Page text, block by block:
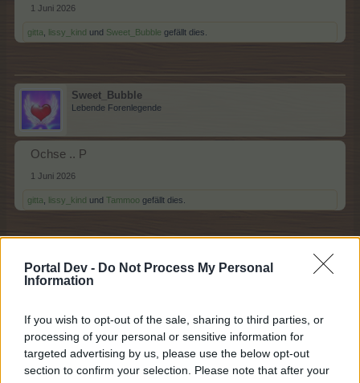
Portal Dev - Do Not Process My Personal
Information
If you wish to opt-out of the sale, sharing to third parties, or
processing of your personal or sensitive information for
targeted advertising by us, please use the below opt-out
section to confirm your selection. Please note that after your
1 Juni 2026
gitta lissy_kind und Sweet_Bubble gefällt dies.
Sweet_Bubble
Lebende Forenlegende
Ochse .. P
1 Juni 2026
gitta lissy_kind und Tammoo gefällt dies.
Tammoo
Lebende Forenlegende
Polarfuchs...Q/R
1 Juni 2026
gitta,lissy_kindundSweet_Bubblegefällt dies.